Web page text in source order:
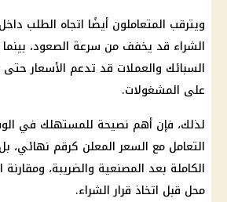
ويترقب المتعاملون أيضًا اتجاه الطلب
الشراء قد يخفف من سرعة الصعود، بينما
السبائك والعملات قد تدعم الأسعارحتى
على المشغولات.
لذلك، فإن أهم نصيحة للمستهلك في
التعامل مع السعر المعلن كرقم نهائي،
الكاملة بعد المصنعية والضريبة،
محل قبل اتخاذ قرارالشراء.